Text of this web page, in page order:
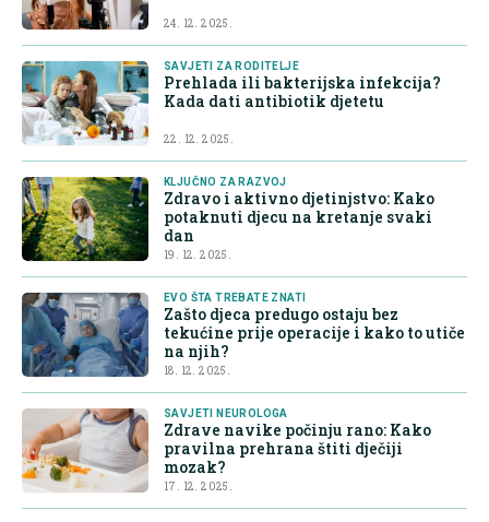
24. 12. 2025.
SAVJETI ZA RODITELJE
Prehlada ili bakterijska infekcija?
Kada dati antibiotik djetetu
22. 12. 2025.
KLJUČNO ZA RAZVOJ
Zdravo i aktivno djetinjstvo: Kako
potaknuti djecu na kretanje svaki
dan
19. 12. 2025.
EVO ŠTA TREBATE ZNATI
Zašto djeca predugo ostaju bez
tekućine prije operacije i kako to utiče
na njih?
18. 12. 2025.
SAVJETI NEUROLOGA
Zdrave navike počinju rano: Kako
pravilna prehrana štiti dječiji
mozak?
17. 12. 2025.